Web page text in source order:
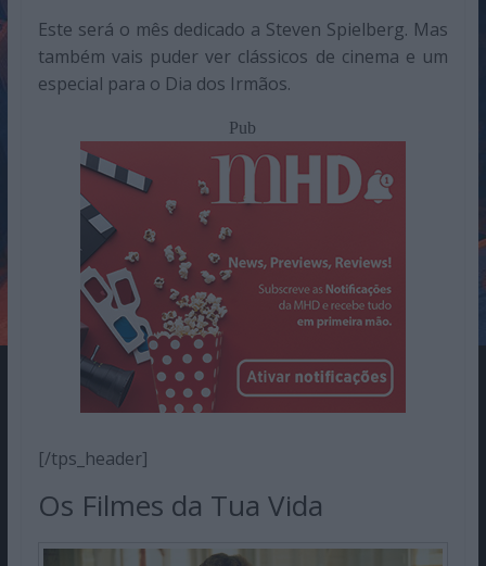
Este será o mês dedicado a Steven Spielberg. Mas
também vais puder ver clássicos de cinema e um
especial para o Dia dos Irmãos.
Pub
[/tps_header]
Os Filmes da Tua Vida